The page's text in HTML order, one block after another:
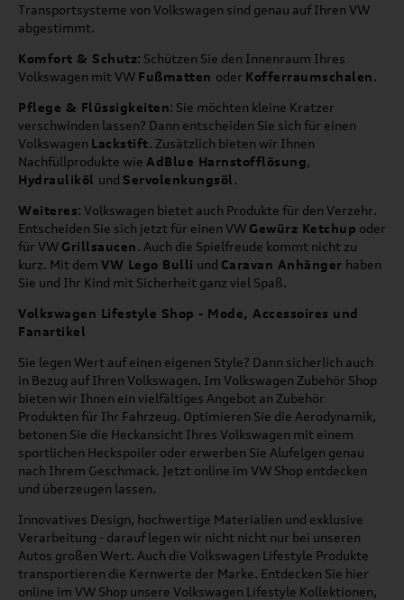
Transportsysteme von Volkswagen sind genau auf Ihren VW
abgestimmt.
Komfort & Schutz: Schützen Sie den Innenraum Ihres
Volkswagen mit VW Fußmatten oder Kofferraumschalen.
Pflege & Flüssigkeiten: Sie möchten kleine Kratzer
verschwinden lassen? Dann entscheiden Sie sich für einen
Volkswagen Lackstift. Zusätzlich bieten wir Ihnen
Nachfüllprodukte wie AdBlue Harnstofflösung,
Hydrauliköl und Servolenkungsöl.
Weiteres: Volkswagen bietet auch Produkte für den Verzehr.
Entscheiden Sie sich jetzt für einen VW Gewürz Ketchup oder
für VW Grillsaucen. Auch die Spielfreude kommt nicht zu
kurz. Mit dem VW Lego Bulli und Caravan Anhänger haben
Sie und Ihr Kind mit Sicherheit ganz viel Spaß.
Volkswagen Lifestyle Shop - Mode, Accessoires und
Fanartikel
Sie legen Wert auf einen eigenen Style? Dann sicherlich auch
in Bezug auf Ihren Volkswagen. Im Volkswagen Zubehör Shop
bieten wir Ihnen ein vielfältiges Angebot an Zubehör
Produkten für Ihr Fahrzeug. Optimieren Sie die Aerodynamik,
betonen Sie die Heckansicht Ihres Volkswagen mit einem
sportlichen Heckspoiler oder erwerben Sie Alufelgen genau
nach Ihrem Geschmack. Jetzt online im VW Shop entdecken
und überzeugen lassen.
Innovatives Design, hochwertige Materialien und exklusive
Verarbeitung - darauf legen wir nicht nicht nur bei unseren
Autos großen Wert. Auch die Volkswagen Lifestyle Produkte
transportieren die Kernwerte der Marke. Entdecken Sie hier
online im VW Shop unsere Volkswagen Lifestyle Kollektionen,